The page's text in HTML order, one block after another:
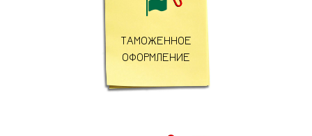

ТАМОЖЕННОЕ
ОФОРМЛЕНИЕ